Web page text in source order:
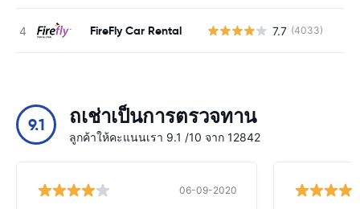
FireFly Car Rental 7.7 (4033)
9.1 ถเช่าเป็นการตรวจทาน
ลูกค้าให้คะแนนเรา 9.1 /10 จาก 12842
06-09-2020